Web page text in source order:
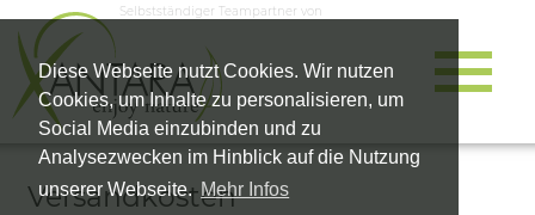
Diese Webseite nutzt Cookies. Wir nutzen
Cookies, um Inhalte zu personalisieren, um
Social Media einzubinden und zu
Analysezwecken im Hinblick auf die Nutzung
unserer Webseite. Mehr Infos
Selbstständiger Teampartner von
Versandkosten